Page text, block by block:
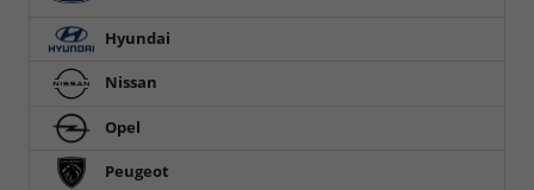
Hyundai
Nissan
Opel
Peugeot